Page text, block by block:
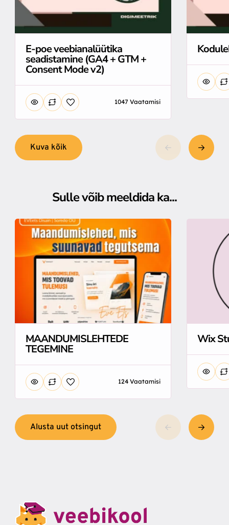
E-poe veebianalüütika
seadistamine (GA4 + GTM +
Consent Mode v2)
1047 Vaatamisi
Kuva kõik
Sulle võib meeldida ka...
MAANDUMISLEHTEDE
TEGEMINE
124 Vaatamisi
Wix
Alusta uut otsingut